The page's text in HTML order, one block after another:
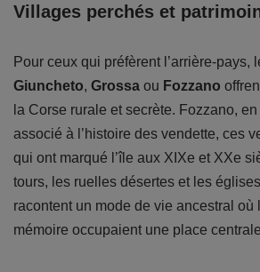
Villages perchés et
Pour ceux qui préfèrent l’arrière-pays,
Giuncheto, Grossa ou Fozzano
la Corse rurale et secrète. Fozzano,
associé à l’histoire des vendette, ces
qui ont marqué l’île aux XIXe et XXe
tours, les ruelles désertes et les
racontent un mode de vie ancestral où
mémoire occupaient une place